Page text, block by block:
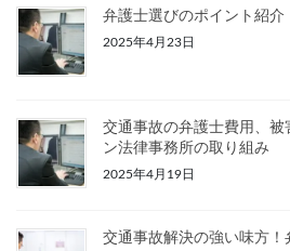
弁護士選びのポイント紹介
2025年4月23日
交通事故の弁護士費用、
ン法律事務所の取り組み
2025年4月19日
交通事故解決の強い味方！